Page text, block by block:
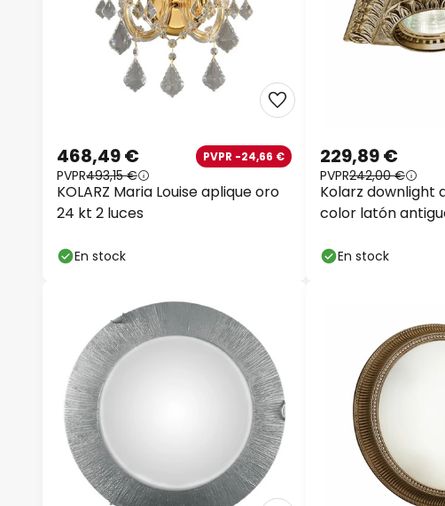
KOLARZ Maria Louise aplique oro
24 kt 2 luces
468,49 € PVPR -24,66 €
PVPR493,15 €
En stock
Kolarz downlight
color latón
229,89 €
PVPR242,00 €
En stock